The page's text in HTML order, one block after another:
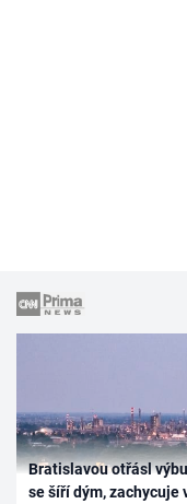
Bratislavou otřásl
se šíří dým, zachycuje